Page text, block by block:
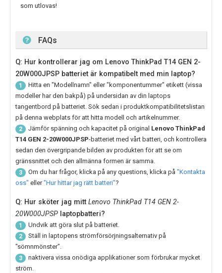
som utlovas!
FAQs
Q: Hur kontrollerar jag om Lenovo ThinkPad T14 GEN 2-
20W000JPSP batteriet är kompatibelt med min laptop?
1
Hitta en "Modellnamn" eller "komponentummer" etikett (vissa
modeller har den bakpå) på undersidan av din laptops
tangentbord på batteriet. Sök sedan i produktkompatibilitetslistan
på denna webplats för att hitta modell och artikelnummer.
2 Jämför spänning och kapacitet på original Lenovo ThinkPad
T14 GEN 2-20W000JPSP-batteriet med vårt batteri, och kontrollera
sedan den övergripande bilden av produkten för att se om
gränssnittet och den allmänna formen är samma.
3 Om du har frågor, klicka på any questions, klicka på "Kontakta
oss" eller"Hur hittar jag rätt batteri"?
Q: Hur sköter jag mitt Lenovo ThinkPad T14 GEN 2-
20W000JPSP laptopbatteri?
1 Undvik att göra slut på batteriet.
2
Ställ in laptopens strömförsörjningsalternativ på
"sömnmönster".
3
naktivera vissa onödiga applikationer som förbrukar mycket
ström.